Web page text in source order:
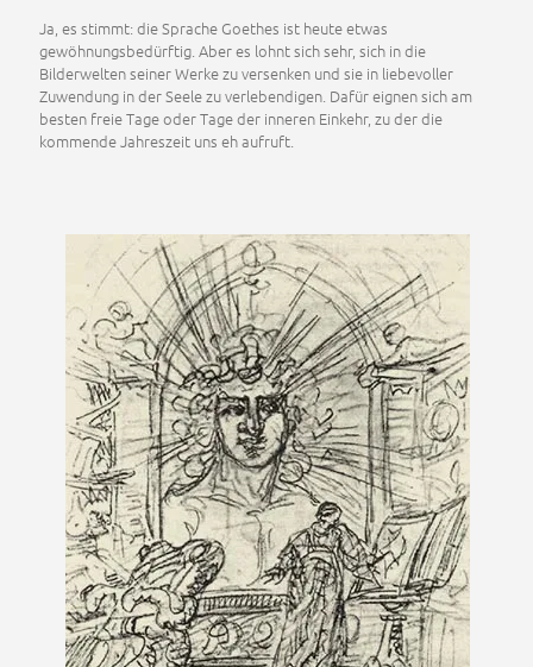
Ja, es stimmt: die Sprache Goethes ist heute etwas
gewöhnungsbedürftig. Aber es lohnt sich sehr, sich in die
Bilderwelten seiner Werke zu versenken und sie in liebevoller
Zuwendung in der Seele zu verlebendigen. Dafür eignen sich am
besten freie Tage oder Tage der inneren Einkehr, zu der die
kommende Jahreszeit uns eh aufruft.